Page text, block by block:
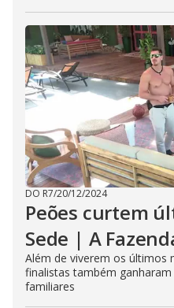
DO R7/20/12/2024
Peões curtem
Sede | A
Além de viverem os últimos
finalistas também
familiares